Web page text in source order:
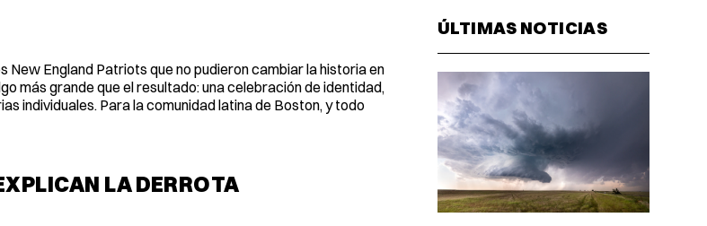
England Patriots que no pudieron cambiar la historia en
más grande que el resultado: una celebración de identidad,
individuales. Para la comunidad latina de Boston, y todo
LA DERROTA
ÚLTIMAS NOTICIAS